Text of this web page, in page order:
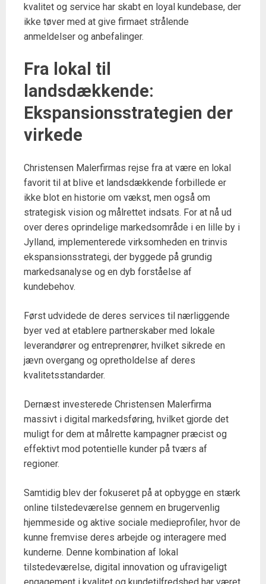
kvalitet og service har skabt en loyal kundebase, der
ikke tøver med at give firmaet strålende
anmeldelser og anbefalinger.
Fra lokal til
landsdækkende:
Ekspansionsstrategien der
virkede
Christensen Malerfirmas rejse fra at være en lokal
favorit til at blive et landsdækkende forbillede er
ikke blot en historie om vækst, men også om
strategisk vision og målrettet indsats. For at nå ud
over deres oprindelige markedsområde i en lille by i
Jylland, implementerede virksomheden en trinvis
ekspansionsstrategi, der byggede på grundig
markedsanalyse og en dyb forståelse af
kundebehov.
Først udvidede de deres services til nærliggende
byer ved at etablere partnerskaber med lokale
leverandører og entreprenører, hvilket sikrede en
jævn overgang og opretholdelse af deres
kvalitetsstandarder.
Dernæst investerede Christensen Malerfirma
massivt i digital markedsføring, hvilket gjorde det
muligt for dem at målrette kampagner præcist og
effektivt mod potentielle kunder på tværs af
regioner.
Samtidig blev der fokuseret på at opbygge en stærk
online tilstedeværelse gennem en brugervenlig
hjemmeside og aktive sociale medieprofiler, hvor de
kunne fremvise deres arbejde og interagere med
kunderne. Denne kombination af lokal
tilstedeværelse, digital innovation og ufravigeligt